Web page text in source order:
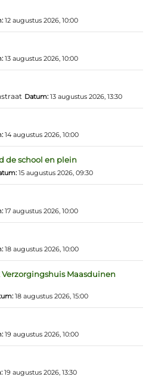
12 augustus 2026, 10:00
13 augustus 2026, 10:00
Datum: 13 augustus 2026, 13:30
14 augustus 2026, 10:00
de school en plein
15 augustus 2026, 09:30
17 augustus 2026, 10:00
18 augustus 2026, 10:00
Maasduinen
18 augustus 2026, 15:00
19 augustus 2026, 10:00
19 augustus 2026, 13:30